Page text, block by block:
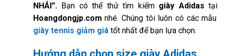
NHÁI”. Bạn có thể thử tìm kiếm giày Adidastại
Hoangdongjp.comnhé. Chúng tôi luôn có các mẫu
giày tennis giảm giátốt nhất để bạn lựa chọn.